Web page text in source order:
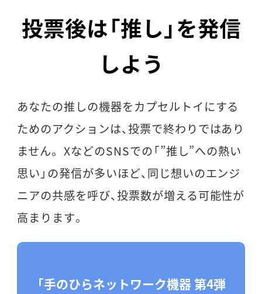
投票後は「推し」を発信
しよう
あなたの推しの機器をカプセルトイにする
ためのアクションは、投票で終わりではあり
ません。 XなどのSNSでの「”推し”への熱い
思い」の発信が多いほど、同じ想いのエンジ
ニアの共感を呼び、投票数が増える可能性が
高まります。
「手のひらネットワーク機器 第4弾